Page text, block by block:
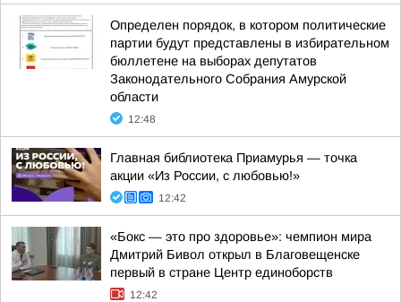
Определен порядок, в котором политические
партии будут представлены в избирательном
бюллетене на выборах депутатов
Законодательного Собрания Амурской
области
12:48
Главная библиотека Приамурья — точка
акции «Из России, с любовью!»
12:42
«Бокс — это про здоровье»: чемпион мира
Дмитрий Бивол открыл в Благовещенске
первый в стране Центр единоборств
12:42